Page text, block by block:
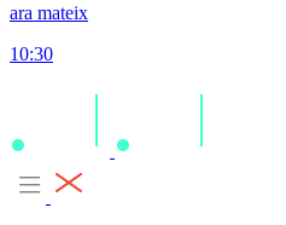
ara mateix
10:30